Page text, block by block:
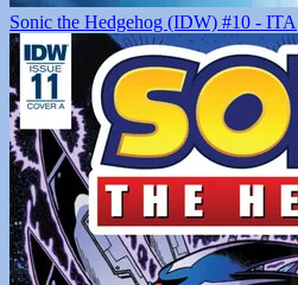
Sonic the Hedgehog (IDW) #10 - ITA